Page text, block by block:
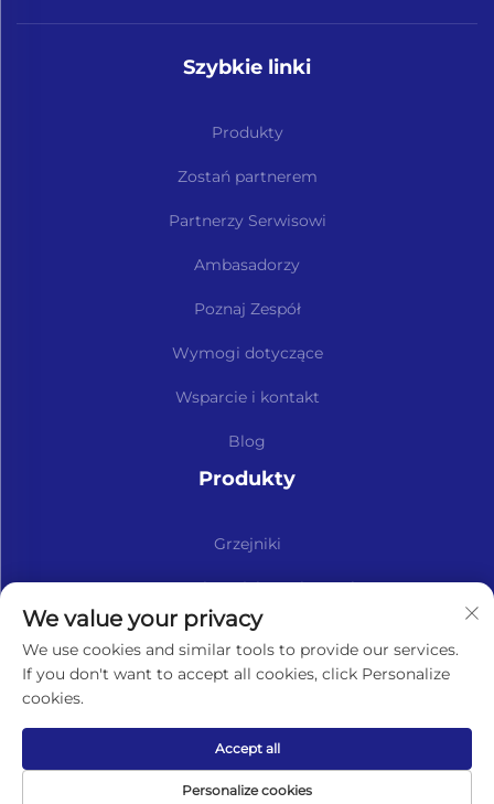
Szybkie linki
Produkty
Zostań partnerem
Partnerzy Serwisowi
Ambasadorzy
Poznaj Zespół
Wymogi dotyczące
Wsparcie i kontakt
Blog
Produkty
Grzejniki
Zestawy i Części Zamiennych
Subskrybuj nasz newsletter
Copyright © Lavaner (Beijing) Trading Co.,Ltd. Wszelkie
prawa zastrzeżone - Polityka prywatności
We value your privacy
We use cookies and similar tools to provide our services.
If you don't want to accept all cookies, click Personalize
cookies.
Personalize cookies
Accept all